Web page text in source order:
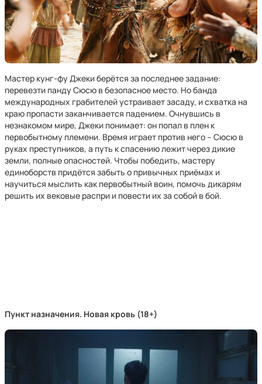
Мастер кунг-фу Джеки берётся за последнее задание:
перевезти панду Сюсю в безопасное место. Но банда
международных грабителей устраивает засаду, и схватка на
краю пропасти заканчивается падением. Очнувшись в
незнакомом мире, Джеки понимает: он попал в плен к
первобытному племени. Время играет против него – Сюсю в
руках преступников, а путь к спасению лежит через дикие
земли, полные опасностей. Чтобы победить, мастеру
единоборств придётся забыть о привычных приёмах и
научиться мыслить как первобытный воин, помочь дикарям
решить их вековые распри и повести их за собой в бой.
Пункт назначения. Новая кровь (18+)